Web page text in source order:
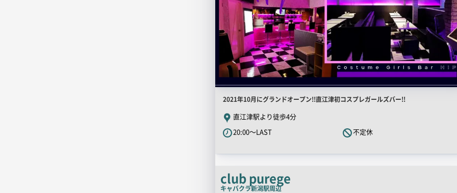
店
舗
PR
キ
チ
コ
2021年10月にグランドオープン!!直江津初コスプレガールズバー!!
直江津駅より徒歩4分
20:00～LAST
不定休
club purege
キャバクラ新潟駅周辺